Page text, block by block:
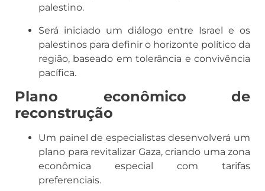
palestino.
Será iniciado um diálogo entre Israel e os
palestinos para definir o horizonte político da
região, baseado em tolerância e convivência
pacífica.
Plano econômico de
reconstrução
Um painel de especialistas desenvolverá um
plano para revitalizar Gaza, criando uma zona
econômica especial com tarifas
preferenciais.